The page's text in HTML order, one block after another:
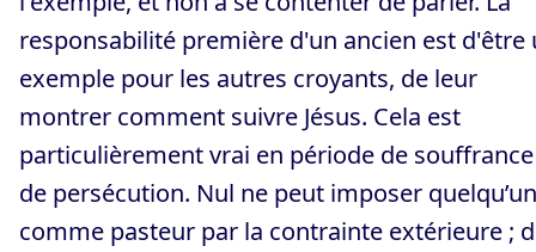
responsabilité première d'un ancien est d'être
exemple pour les autres croyants, de leur
montrer comment suivre Jésus. Cela est
particulièrement vrai en période de
de persécution. Nul ne peut imposer quelqu’un
comme pasteur par la contrainte extérieure ;